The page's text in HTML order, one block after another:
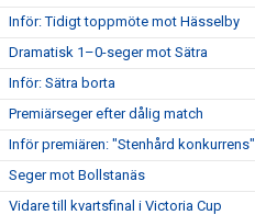
Inför: Tidigt toppmöte mot Hässelby
Dramatisk 1–0-seger mot Sätra
Inför: Sätra borta
Premiärseger efter dålig match
Inför premiären: "Stenhård konkurrens"
Seger mot Bollstanäs
Vidare till kvartsfinal i Victoria Cup